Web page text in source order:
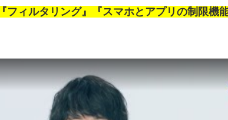
フィルタリング』『スマホとアプリの制限機